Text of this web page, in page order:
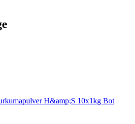
H&amp;S 10x1kg Bot